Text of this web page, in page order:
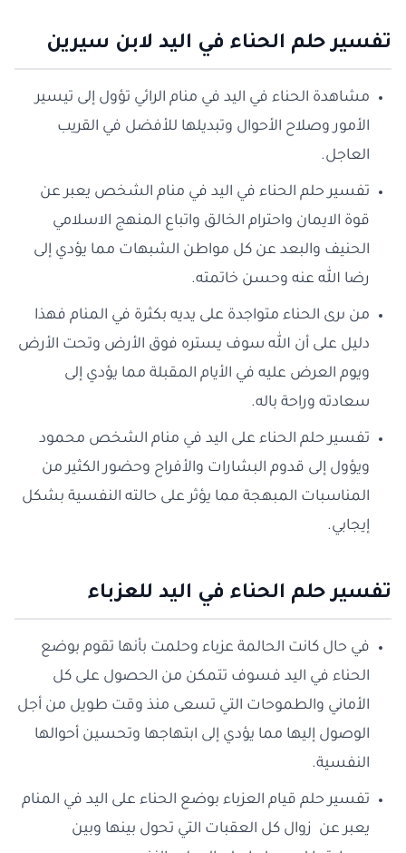
تفسير حلم الحناء في اليد لابن سيرين
مشاهدة الحناء في اليد في منام الرائي تؤول إلى تيسير
الأمور وصلاح الأحوال وتبديلها للأفضل في القريب
العاجل.
تفسير حلم الحناء في اليد في منام الشخص يعبر عن
قوة الايمان واحترام الخالق واتباع المنهج الاسلامي
الحنيف والبعد عن كل مواطن الشبهات مما يؤدي إلى
رضا الله عنه وحسن خاتمته.
من ىرى الحناء متواجدة على يديه بكثرة في المنام فهذا
دليل على أن الله سوف يستره فوق الأرض وتحت الأرض
ويوم العرض عليه في الأيام المقبلة مما يؤدي إلى
سعادته وراحة باله.
تفسير حلم الحناء على اليد في منام الشخص محمود
ويؤول إلى قدوم البشارات والأفراح وحضور الكثير من
المناسبات المبهجة مما يؤثر على حالته النفسية بشكل
إيجابي.
تفسير حلم الحناء في اليد للعزباء
في حال كانت الحالمة عزباء وحلمت بأنها تقوم بوضع
الحناء في اليد فسوف تتمكن من الحصول على كل
الأماني والطموحات التي تسعى منذ وقت طويل من أجل
الوصول إليها مما يؤدي إلى ابتهاجها وتحسين أحوالها
النفسية.
تفسير حلم قيام العزباء بوضع الحناء على اليد في المنام
يعبر عن زوال كل العقبات التي تحول بينها وبين